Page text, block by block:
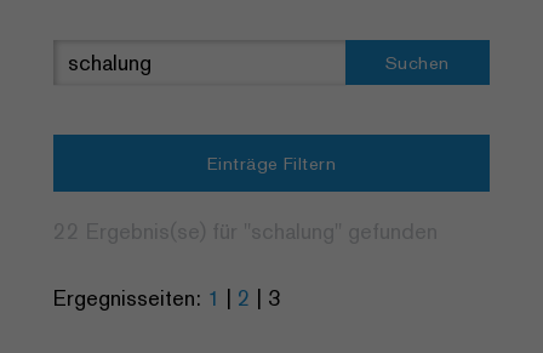
Suchen
Einträge Filtern
Ergegnisseiten: 1 | 2 | 3